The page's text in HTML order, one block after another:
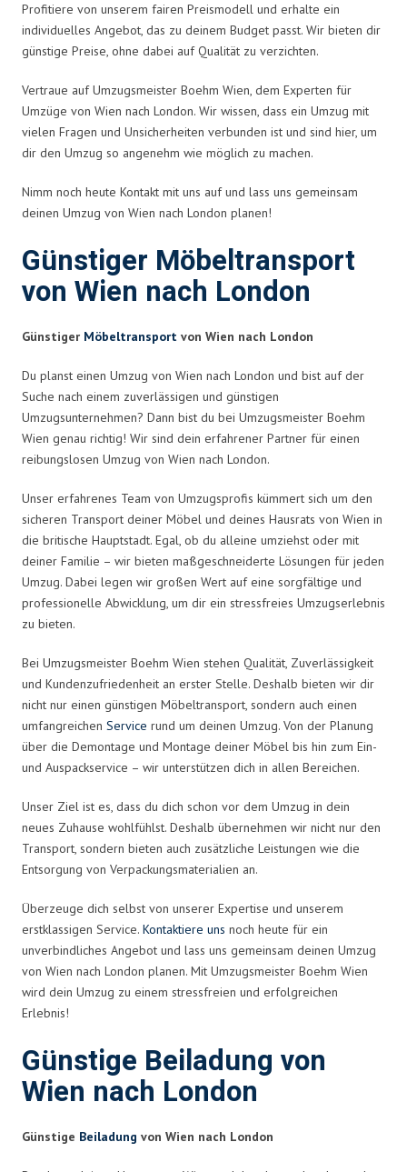
Profitiere von unserem fairen Preismodell und erhalte ein
individuelles Angebot, das zu deinem Budget passt. Wir bieten dir
günstige Preise, ohne dabei auf Qualität zu verzichten.
Vertraue auf Umzugsmeister Boehm Wien, dem Experten für
Umzüge von Wien nach London. Wir wissen, dass ein Umzug mit
vielen Fragen und Unsicherheiten verbunden ist und sind hier, um
dir den Umzug so angenehm wie möglich zu machen.
Nimm noch heute Kontakt mit uns auf und lass uns gemeinsam
deinen Umzug von Wien nach London planen!
Günstiger Möbeltransport
von Wien nach London
Günstiger Möbeltransport von Wien nach London
Du planst einen Umzug von Wien nach London und bist auf der
Suche nach einem zuverlässigen und günstigen
Umzugsunternehmen? Dann bist du bei Umzugsmeister Boehm
Wien genau richtig! Wir sind dein erfahrener Partner für einen
reibungslosen Umzug von Wien nach London.
Unser erfahrenes Team von Umzugsprofis kümmert sich um den
sicheren Transport deiner Möbel und deines Hausrats von Wien in
die britische Hauptstadt. Egal, ob du alleine umziehst oder mit
deiner Familie – wir bieten maßgeschneiderte Lösungen für jeden
Umzug. Dabei legen wir großen Wert auf eine sorgfältige und
professionelle Abwicklung, um dir ein stressfreies Umzugserlebnis
zu bieten.
Bei Umzugsmeister Boehm Wien stehen Qualität, Zuverlässigkeit
und Kundenzufriedenheit an erster Stelle. Deshalb bieten wir dir
nicht nur einen günstigen Möbeltransport, sondern auch einen
umfangreichen Service rund um deinen Umzug. Von der Planung
über die Demontage und Montage deiner Möbel bis hin zum Ein-
und Auspackservice – wir unterstützen dich in allen Bereichen.
Unser Ziel ist es, dass du dich schon vor dem Umzug in dein
neues Zuhause wohlfühlst. Deshalb übernehmen wir nicht nur den
Transport, sondern bieten auch zusätzliche Leistungen wie die
Entsorgung von Verpackungsmaterialien an.
Überzeuge dich selbst von unserer Expertise und unserem
erstklassigen Service. Kontaktiere uns noch heute für ein
unverbindliches Angebot und lass uns gemeinsam deinen Umzug
von Wien nach London planen. Mit Umzugsmeister Boehm Wien
wird dein Umzug zu einem stressfreien und erfolgreichen
Erlebnis!
Günstige Beiladung von
Wien nach London
Günstige Beiladung von Wien nach London